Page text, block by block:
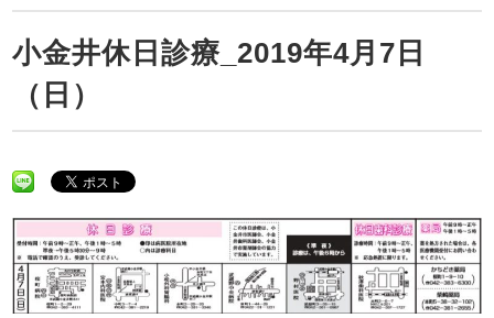
小金井休日診療_2019年4月7日
（日）